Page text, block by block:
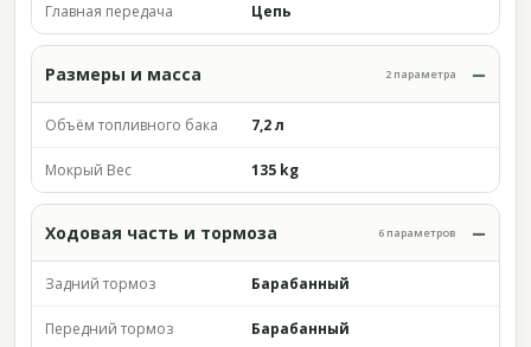
Главная передача Цепь
Размеры и масса 2 параметра
Объём топливного бака 7,2 л
Мокрый Вес 135 kg
Ходовая часть и тормоза 6 параметров
Задний тормоз Барабанный
Передний тормоз Барабанный